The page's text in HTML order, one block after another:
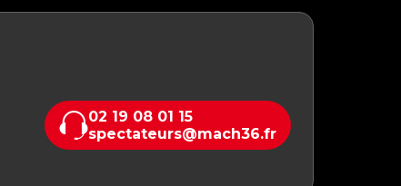
02 19 08 01 15
spectateurs@mach36.fr